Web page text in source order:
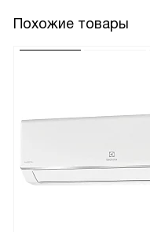
Похожие товары